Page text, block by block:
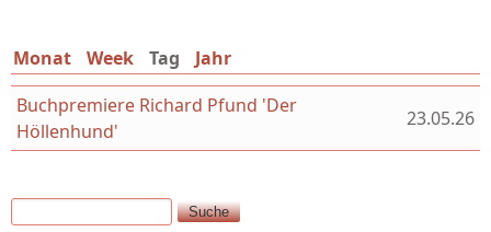
Monat Week Tag (aktiver Reiter)
Jahr
Buchpremiere Richard Pfund 'Der
Höllenhund'
23.05.26
Suchformular
Suche